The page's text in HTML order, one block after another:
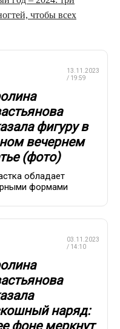
чтобы всех
13.11.2023
/ 19:59
фигуру в
вечернем
(фото)
обладает
формами
03.11.2023
/ 14:10
наряд:
фоне меркнут